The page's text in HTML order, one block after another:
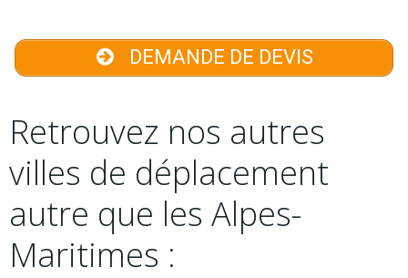
DEMANDE DE DEVIS
Retrouvez nos autres
villes de déplacement
autre que les Alpes-
Maritimes :